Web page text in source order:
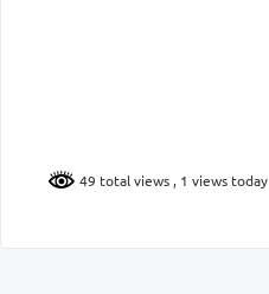
49 total views , 1 views today